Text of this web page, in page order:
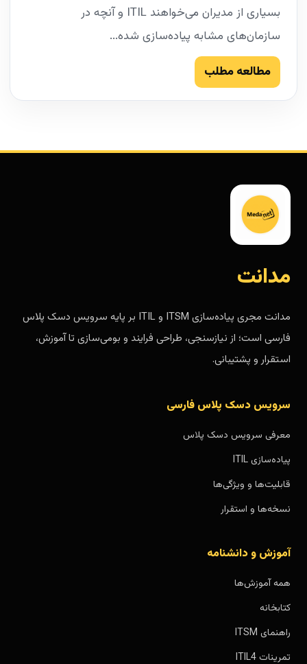
بسیاری از مدیران می‌خواهند ITIL و آنچه در
سازمان‌های مشابه پیاده‌سازی شده...
مطالعه مطلب
مدانت
مدانت مجری پیاده‌سازی ITSM و ITIL بر پایه سرویس دسک پلاس
فارسی است؛ از نیازسنجی، طراحی فرایند و بومی‌سازی تا آموزش،
استقرار و پشتیبانی.
سرویس دسک پلاس فارسی
معرفی سرویس دسک پلاس
پیاده‌سازی ITIL
قابلیت‌ها و ویژگی‌ها
نسخه‌ها و استقرار
آموزش و دانشنامه
همه آموزش‌ها
کتابخانه
راهنمای ITSM
تمرینات ITIL4